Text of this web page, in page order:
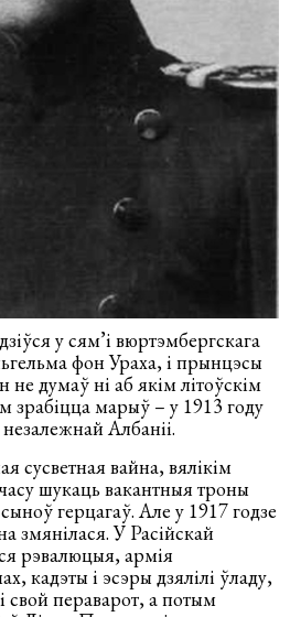
у сям’і вюртэмбергскага
фон Ураха, і прынцэсы
думаў ні аб якім літоўскім
зрабіцца марыў – у 1913 году
Албаніі.
сусветная вайна, вялікім
шукаць вакантныя троны
герцагаў. Але у 1917 годзе
змянілася. У Расійскай
рэвалюцыя, армія
кадэты і эсэры дзялілі ўладу,
свой пераварот, а потым